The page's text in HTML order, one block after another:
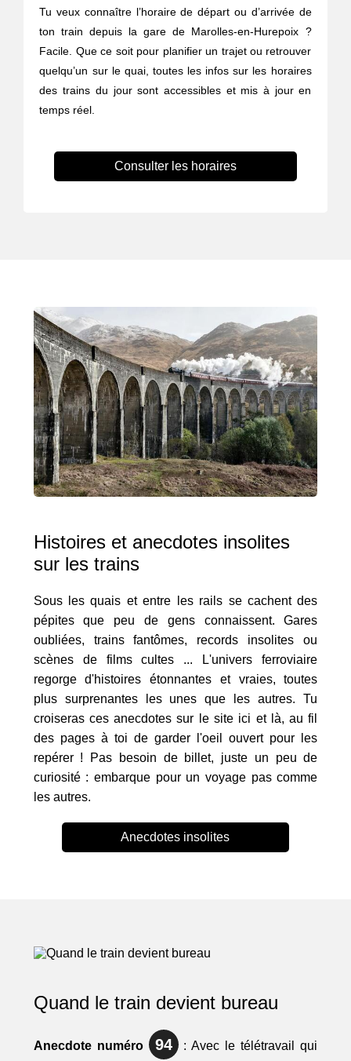
Tu veux connaître l’horaire de départ ou d’arrivée de
ton train depuis la gare de Marolles-en-Hurepoix ?
Facile. Que ce soit pour planifier un trajet ou retrouver
quelqu’un sur le quai, toutes les infos sur les horaires
des trains du jour sont accessibles et mis à jour en
temps réel.
Consulter les horaires
Histoires et anecdotes insolites
sur les trains
Sous les quais et entre les rails se cachent des
pépites que peu de gens connaissent. Gares
oubliées, trains fantômes, records insolites ou
scènes de films cultes ... L'univers ferroviaire
regorge d'histoires étonnantes et vraies, toutes
plus surprenantes les unes que les autres. Tu
croiseras ces anecdotes sur le site ici et là, au fil
des pages à toi de garder l'oeil ouvert pour les
repérer ! Pas besoin de billet, juste un peu de
curiosité : embarque pour un voyage pas comme
les autres.
Anecdotes insolites
Quand le train devient bureau
Anecdote numéro 94 : Avec le télétravail qui